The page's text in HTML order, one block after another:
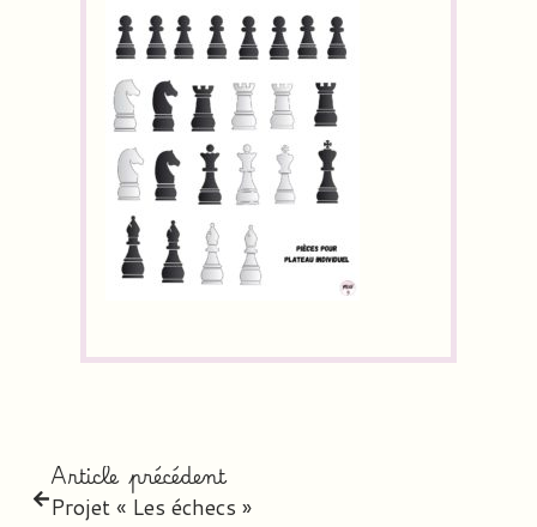
Article précédent
Projet « Les échecs »